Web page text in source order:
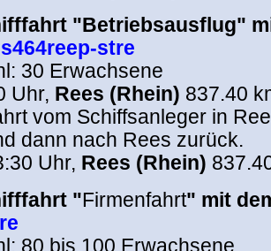
"Betriebsausflug"
s464reep-stre
30 Erwachsene
Uhr, Rees (Rhein) 837.40
vom Schiffsanleger in
dann nach Rees zurück.
Uhr, Rees (Rhein)
"Firmenfahrt" mit
80 bis 100 Erwachsene